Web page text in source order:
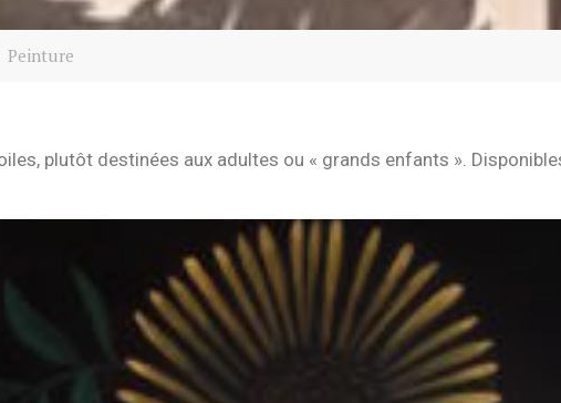
Peinture
plutôt destinées aux adultes ou « grands enfants ».